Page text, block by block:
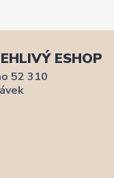
ESHOP
52 310